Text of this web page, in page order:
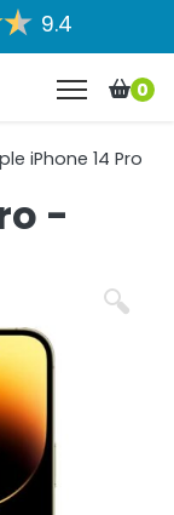
9.4
0
iPhone 14 Pro
-